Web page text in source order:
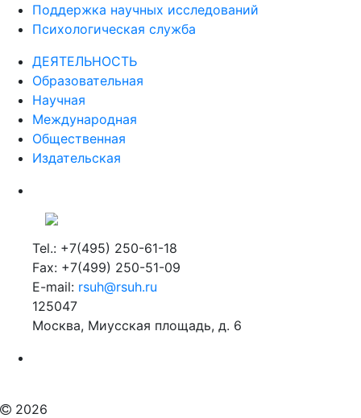
Поддержка научных исследований
Психологическая служба
ДЕЯТЕЛЬНОСТЬ
Образовательная
Научная
Международная
Общественная
Издательская
Tel.: +7(495) 250-61-18
Fax: +7(499) 250-51-09
E-mail: rsuh@rsuh.ru
125047
Москва, Миусская площадь, д. 6
2026